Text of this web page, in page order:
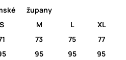
župany
S M L
XL
73 75
77
95 95 95